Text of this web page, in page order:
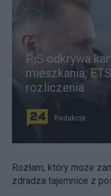
PiS odkrywa
mieszkania,
rozliczenia
Redakcja
Rozłam, który może
zdradza tajemnice z